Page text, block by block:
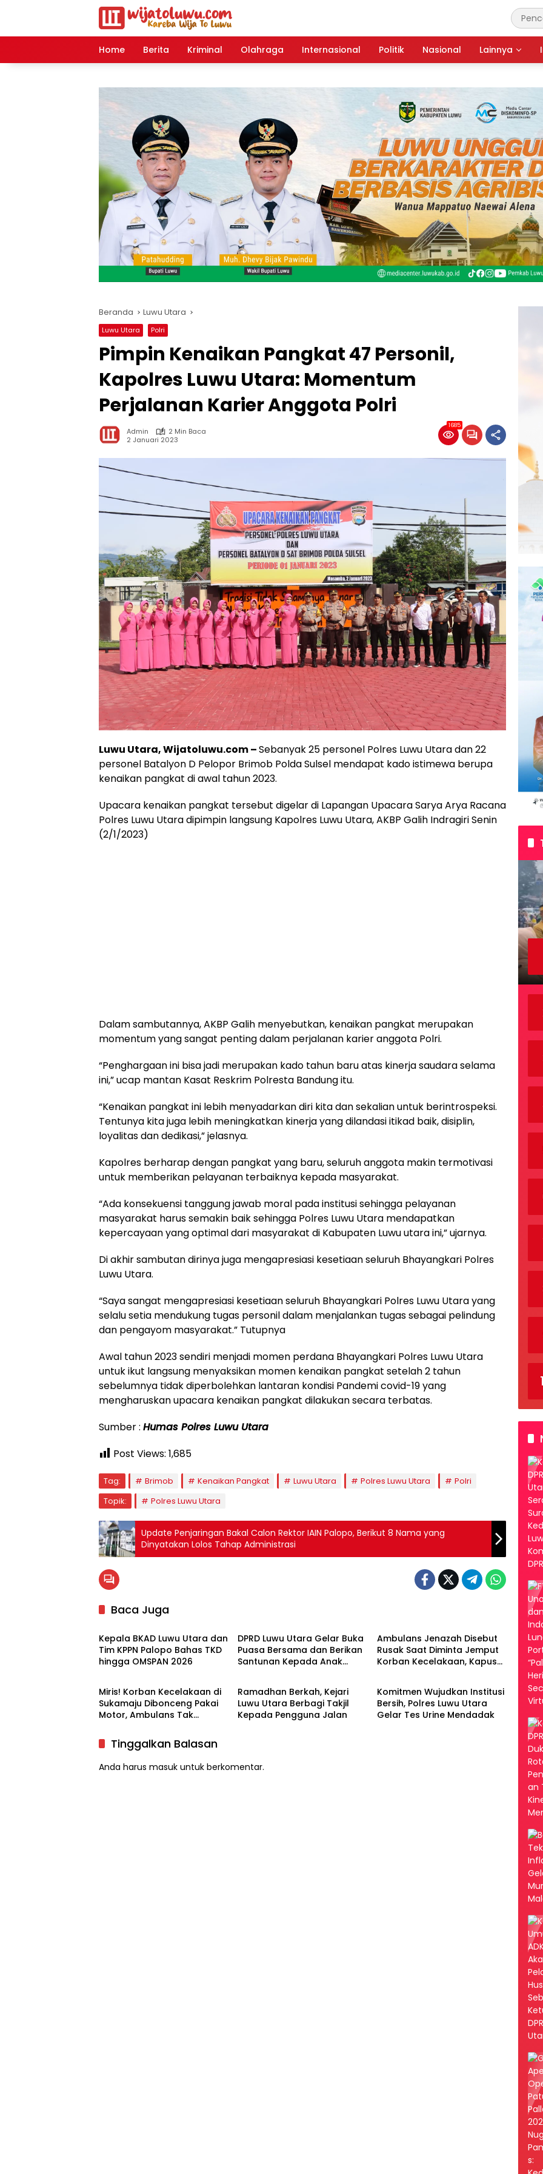
Home
Berita Kriminal Olahraga Internasional Politik Nasional Lainnya
Beranda Luwu Utara
Luwu Utara Polri
Pimpin Kenaikan Pangkat 47 Personil,
Kapolres Luwu Utara: Momentum
Perjalanan Karier Anggota Polri
Admin
2 Min Baca
2 Januari 2023
1685
Luwu Utara, Wijatoluwu.com –Sebanyak 25 personel Polres Luwu Utara dan 22
personel Batalyon D Pelopor Brimob Polda Sulsel mendapat kado istimewa berupa
kenaikan pangkat di awal tahun 2023.
Upacara kenaikan pangkat tersebut digelar di Lapangan Upacara Sarya Arya Racana
Polres Luwu Utara dipimpin langsung Kapolres Luwu Utara, AKBP Galih Indragiri Senin
(2/1/2023)
Dalam sambutannya, AKBP Galih menyebutkan, kenaikan pangkat merupakan
momentum yang sangat penting dalam perjalanan karier anggota Polri.
“Penghargaan ini bisa jadi merupakan kado tahun baru atas kinerja saudara selama
ini,” ucap mantan Kasat Reskrim Polresta Bandung itu.
“Kenaikan pangkat ini lebih menyadarkan diri kita dan sekalian untuk berintrospeksi.
Tentunya kita juga lebih meningkatkan kinerja yang dilandasi itikad baik, disiplin,
loyalitas dan dedikasi,” jelasnya.
Kapolres berharap dengan pangkat yang baru, seluruh anggota makin termotivasi
untuk memberikan pelayanan terbaiknya kepada masyarakat.
“Ada konsekuensi tanggung jawab moral pada institusi sehingga pelayanan
masyarakat harus semakin baik sehingga Polres Luwu Utara mendapatkan
kepercayaan yang optimal dari masyarakat di Kabupaten Luwu utara ini,” ujarnya.
Di akhir sambutan dirinya juga mengapresiasi kesetiaan seluruh Bhayangkari Polres
Luwu Utara.
“Saya sangat mengapresiasi kesetiaan seluruh Bhayangkari Polres Luwu Utara yang
selalu setia mendukung tugas personil dalam menjalankan tugas sebagai pelindung
dan pengayom masyarakat.” Tutupnya
Awal tahun 2023 sendiri menjadi momen perdana Bhayangkari Polres Luwu Utara
untuk ikut langsung menyaksikan momen kenaikan pangkat setelah 2 tahun
sebelumnya tidak diperbolehkan lantaran kondisi Pandemi covid-19 yang
mengharuskan upacara kenaikan pangkat dilakukan secara terbatas.
Sumber : Humas Polres Luwu Utara
Post Views: 1,685
Tag: Brimob Kenaikan Pangkat Luwu Utara Polres Luwu Utara
Polri
Topik:
Polres Luwu Utara
Update Penjaringan Bakal Calon Rektor IAIN Palopo, Berikut 8 Nama yang
Dinyatakan Lolos Tahap Administrasi
Baca Juga
Luwu Utara
Kepala BKAD Luwu Utara dan
Tim KPPN Palopo Bahas TKD
hingga OMSPAN 2026
DPRD Luwu Utara Gelar Buka
Puasa Bersama dan Berikan
Santunan Kepada Anak
Ambulans Jenazah Disebut
Rusak Saat Diminta Jemput
Korban Kecelakaan, Kapus
Luwu Utara
Miris! Korban Kecelakaan di
Sukamaju Dibonceng Pakai
Motor, Ambulans Tak
Luwu Utara
Ramadhan Berkah, Kejari
Luwu Utara Berbagi Takjil
Kepada Pengguna Jalan
Luwu Utara
Komitmen Wujudkan Institusi
Bersih, Polres Luwu Utara
Gelar Tes Urine Mendadak
Tinggalkan Balasan
Anda harus masuk untuk berkomentar.